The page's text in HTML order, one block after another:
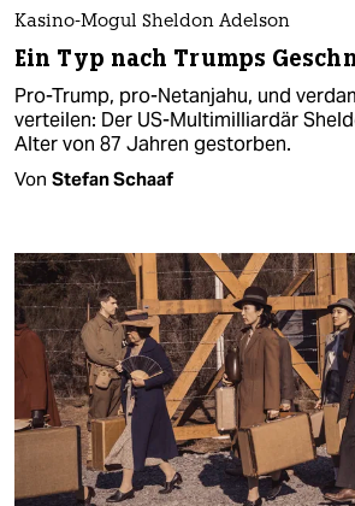
Kasino-Mogul Sheldon Adelson
Ein Typ nach Trumps
Pro-Trump, pro-Netanjahu, und
verteilen: Der US-Multimilliardär
Alter von 87 Jahren gestorben.
Von Stefan Schaaf